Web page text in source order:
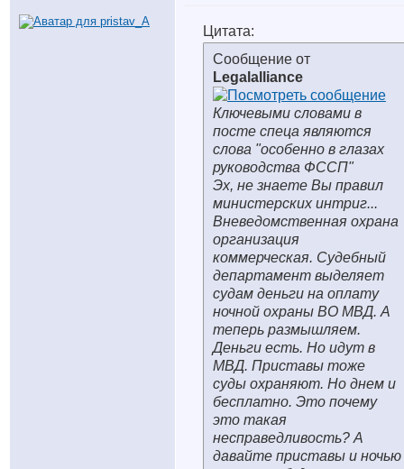
Цитата:
Сообщение от
Legalalliance
Ключевыми словами в
посте спеца являются
слова "особенно в глазах
руководства ФССП"
Эх, не знаете Вы правил
министерских интриг...
Вневедомственная охрана
организация
коммерческая. Судебный
департамент выделяет
судам деньги на оплату
ночной охраны ВО МВД. А
теперь размышляем.
Деньги есть. Но идут в
МВД. Приставы тоже
суды охраняют. Но днем и
бесплатно. Это почему
это такая
несправедливость? А
давайте приставы и ночью